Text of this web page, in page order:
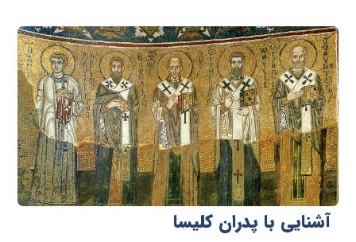
آشنایی با پدران کلیسا